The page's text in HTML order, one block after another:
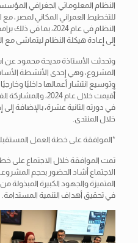
النظام المعلوماتي الجغرافي
للتخطيط العمراني المكاني لمصر،
النظام في عام 2024،
إلى إعادة هيكلة النظام ليتماشى مع
وتحدثت الأستاذة مديحة محمود عن
المشروع، وهي إحدى الأنشطة
وتوسيع انتشار أعمالها داخليًا
أُقيمت خلال عام
في دورته الثانية عشرة، بالإضافة إلى
خلال المنتدى.
*الموافقة على خطة العمل
الاجتماع أشاد الحضور بحجم
المتميزة والجهود الكبيرة المبذولة
في تحقيق أهداف التنمية المستدامة.